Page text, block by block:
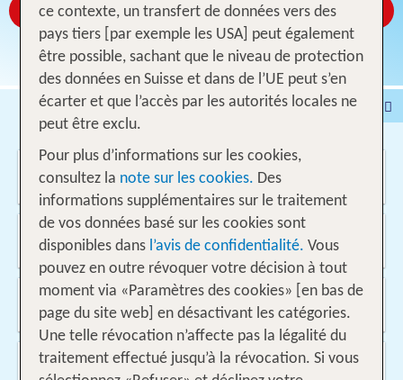
Réservez à partir de CHF 1117
Voyages
Hôtel
Croisières
Véhicules
Où voulez-vous aller?
D'où?
Suisse
Quand et pour combien de temps?
08.08.2026 - 23.05.2027, 1 Semaine
Voyageurs?
ce contexte, un transfert de données vers des
pays tiers [par exemple les USA] peut également
être possible, sachant que le niveau de protection
des données en Suisse et dans de l’UE peut s’en
écarter et que l’accès par les autorités locales ne
peut être exclu.
Pour plus d’informations sur les cookies,
consultez la note sur les cookies. Des
informations supplémentaires sur le traitement
de vos données basé sur les cookies sont
disponibles dans l’avis de confidentialité. Vous
pouvez en outre révoquer votre décision à tout
moment via «Paramètres des cookies» [en bas de
page du site web] en désactivant les catégories.
Une telle révocation n’affecte pas la légalité du
traitement effectué jusqu’à la révocation. Si vous